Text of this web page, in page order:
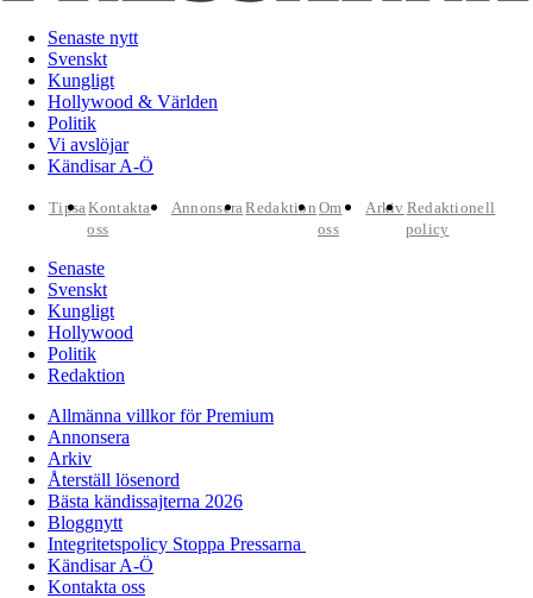
Senaste nytt
Svenskt
Kungligt
Hollywood & Världen
Politik
Vi avslöjar
Kändisar A-Ö
TipsaKontakta
oss
AnnonseraRedaktion Om
oss
Arkiv Redaktionell
policy
Senaste
Svenskt
Kungligt
Hollywood
Politik
Redaktion
Allmänna villkor för Premium
Annonsera
Arkiv
Återställ lösenord
Bästa kändissajterna 2026
Bloggnytt
Integritetspolicy Stoppa Pressarna
Kändisar A-Ö
Kontakta oss